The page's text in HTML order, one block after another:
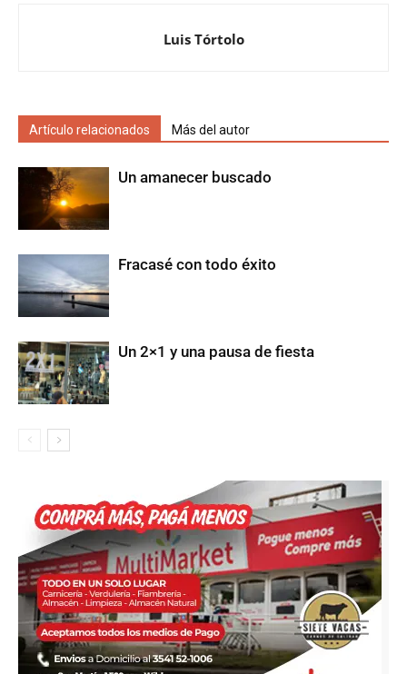
Luis Tórtolo
Artículo relacionados Más del autor
Un amanecer buscado
Fracasé con todo éxito
Un 2×1 y una pausa de fiesta